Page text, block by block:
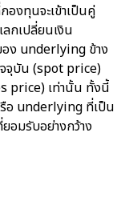
งทุนจะเข้าเป็นคู่
กเปลี่ยนเงิน
ง underlying ข้าง
จจุบัน (spot price)
price) เท่านั้น ทั้งนี้
อ underlying ที่เป็น
อมรับอย่างกว้าง